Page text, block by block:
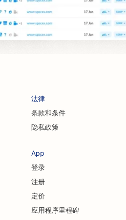
法律
条款和条件
隐私政策
App
登录
注册
定价
应用程序里程碑